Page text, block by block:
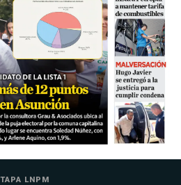
TAPA LNPM